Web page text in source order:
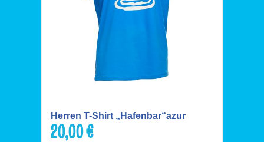
Herren T-Shirt „Hafenbar“azur
20,00€